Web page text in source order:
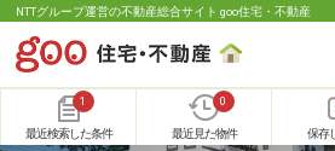
NTTグループ運営の不動産総合サイト goo住宅・不動産
1
最近検索した条件
0
最近見た物件 保存